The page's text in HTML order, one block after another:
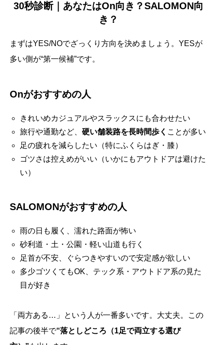
30秒診断｜あなたはOn向き？SALOMON向
き？
まずはYES/NOでざっくり方向を決めましょう。YESが
多い側が“第一候補”です。
Onがおすすめの人
きれいめカジュアルやスラックスにも合わせたい
旅行や通勤など、 硬い舗装路を長時間歩く ことが多い
足の疲れを減らしたい（特にふくらはぎ・膝）
ゴツさは控えめがいい（いかにもアウトドアは避けた
い）
SALOMONがおすすめの人
雨の日も履く、濡れた路面が怖い
砂利道・土・公園・軽い山道も行く
足首が不安、ぐらつきやすいので安定感が欲しい
多少ゴツくてもOK、テック系・アウトドア系の見た
目が好き
「両方ある…」という人が一番多いです。大丈夫。この
記事の後半で“落としどころ（1足で両立する選び